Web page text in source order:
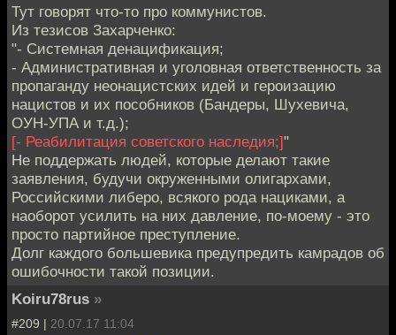
Тут говорят что-то про коммунистов.
Из тезисов Захарченко:
"- Системная денацификация;
- Административная и уголовная ответственность за
пропаганду неонацистских идей и героизацию
нацистов и их пособников (Бандеры, Шухевича,
ОУН-УПА и т.д.);
[- Реабилитация советского наследия;]"
Не поддержать людей, которые делают такие
заявления, будучи окруженными олигархами,
Российскими либеро, всякого рода нациками, а
наоборот усилить на них давление, по-моему - это
просто партийное преступление.
Долг каждого большевика предупредить камрадов об
ошибочности такой позиции.
Koiru78rus »
#209 | 20.07.17 11:04